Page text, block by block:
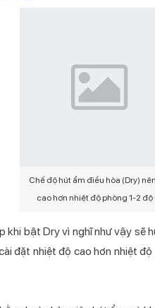
Chế độ hút ẩm điều hòa (Dry)
cao hơn nhiệt độ phòng 1-2 độ
bật Dry vì nghĩ như vậy sẽ
đặt nhiệt độ cao hơn nhiệt